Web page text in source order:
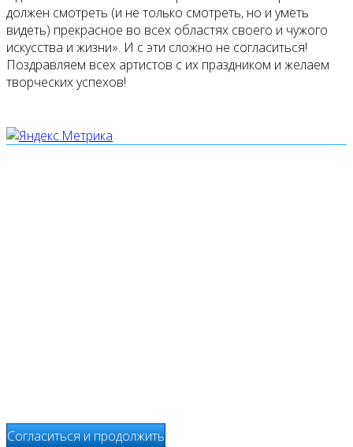
должен смотреть (и не только смотреть, но и уметь
видеть) прекрасное во всех областях своего и чужого
искусства и жизни». И с эти сложно не согласиться!
Поздравляем всех артистов с их праздником и желаем
творческих успехов!
Согласиться и продолжить